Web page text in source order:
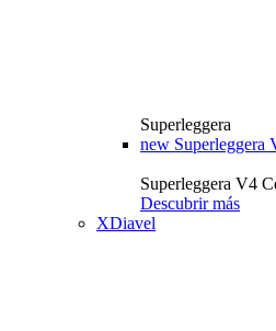
Superleggera
new Superleggera
Superleggera V4
Descubrir más
XDiavel